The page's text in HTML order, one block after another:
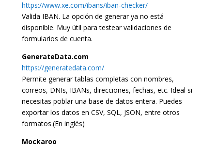
https://www.xe.com/ibans/iban-checker/
Valida IBAN. La opción de generar ya no está
disponible. Muy útil para testear validaciones de
formularios de cuenta.
GenerateData.com
https://generatedata.com/
Permite generar tablas completas con nombres,
correos, DNIs, IBANs, direcciones, fechas, etc. Ideal si
necesitas poblar una base de datos entera. Puedes
exportar los datos en CSV, SQL, JSON, entre otros
formatos.(En inglés)
Mockaroo